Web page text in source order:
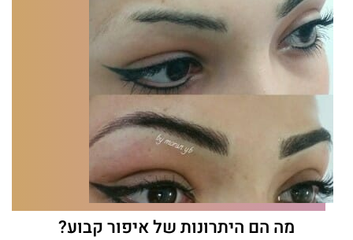
מה הם היתרונות של איפור קבוע?